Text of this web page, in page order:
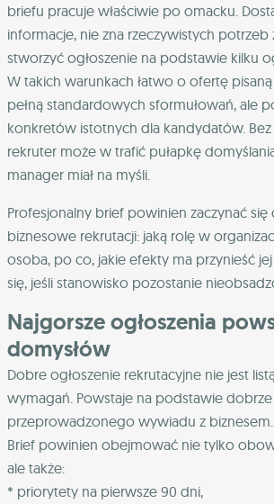
briefu pracuje właściwie po omacku.
informacje, nie zna rzeczywistych potrzeb
stworzyć ogłoszenie na podstawie kilku
W takich warunkach łatwo o ofertę
pełną standardowych sformułowań, ale
konkretów istotnych dla kandydatów. Bez
rekruter może w trafić pułapkę
manager miał na myśli.
Profesjonalny brief powinien zaczynać
biznesowe rekrutacji: jaką rolę w
osoba, po co, jakie efekty ma przynieść
się, jeśli stanowisko pozostanie
Najgorsze ogłoszenia
domysłów
Dobre ogłoszenie rekrutacyjne nie jest
wymagań. Powstaje na podstawie dobrze
przeprowadzonego wywiadu z biznesem.
Brief powinien obejmować nie tylko
ale także:
* priorytety na pierwsze 90 dni,